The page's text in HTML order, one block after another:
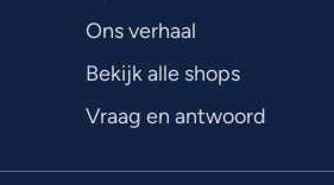
Ons verhaal
Bekijk alle shops
Vraag en antwoord